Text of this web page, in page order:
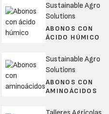
Sustainable Agro
Solutions
ABONOS CON
ÁCIDO HÚMICO
Sustainable Agro
Solutions
ABONOS CON
AMINOÁCIDOS